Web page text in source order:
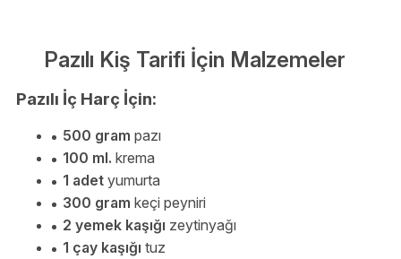
Pazılı Kiş Tarifi İçin Malzemeler
Pazılı İç Harç İçin:
500 gram pazı
100 ml. krema
1 adet yumurta
300 gram keçi peyniri
2 yemek kaşığı zeytinyağı
1 çay kaşığı tuz